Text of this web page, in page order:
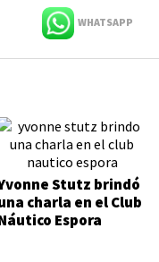
WHATSAPP
Stutz brindó
charla en el Club
Espora